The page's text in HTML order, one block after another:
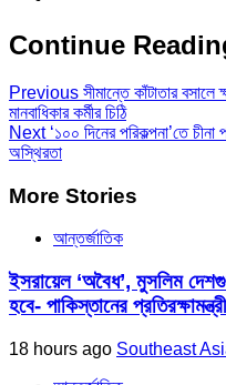
Continue
Previous সীমান্তে কাঁটাতার বসালে
মানবাধিকার কর্মীর চিঠি
Next‘১০০ দিনের পরিকল্পনা’তে
অস্থিরতা
More Stories
আন্তর্জাতিক
ইসরায়েল ‘অবৈধ’, মুসলিম
হবে- পাকিস্তানের প্রতিরক্ষামন্ত্রী
18 hours ago Southeast